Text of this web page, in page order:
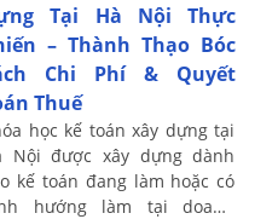
Tại Hà Nội Thực
– Thành Thạo Bóc
Chi Phí & Quyết
Thuế
học kế toán xây dựng tại
Nội được xây dựng dành
kế toán đang làm hoặc có
hướng làm tại doanh